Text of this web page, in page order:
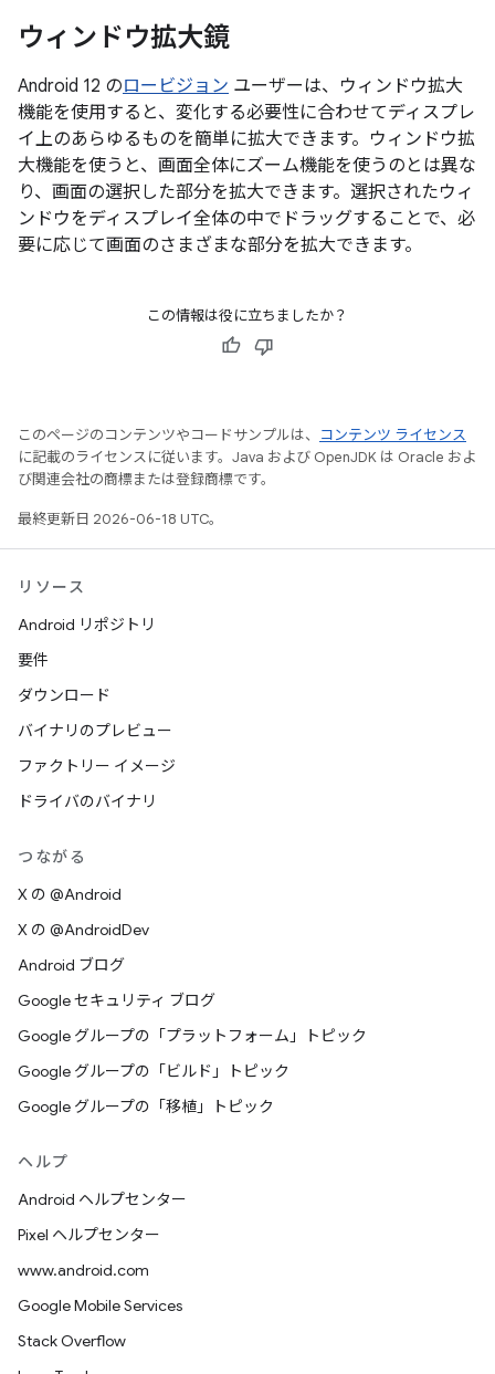
ウィンドウ拡大鏡
Android 12 のロービジョン ユーザーは、ウィンドウ拡大
機能を使用すると、変化する必要性に合わせてディスプレ
イ上のあらゆるものを簡単に拡大できます。ウィンドウ拡
大機能を使うと、画面全体にズーム機能を使うのとは異な
り、画面の選択した部分を拡大できます。選択されたウィ
ンドウをディスプレイ全体の中でドラッグすることで、必
要に応じて画面のさまざまな部分を拡大できます。
この情報は役に立ちましたか？
このページのコンテンツやコードサンプルは、
コンテンツ ライセンス
に記載のライセンスに従います。Java および OpenJDK は Oracle およ
び関連会社の商標または登録商標です。
最終更新日 2026-06-18 UTC。
リソース
Android リポジトリ
要件
ダウンロード
バイナリのプレビュー
ファクトリー イメージ
ドライバのバイナリ
つながる
X の @Android
X の @AndroidDev
Android ブログ
Google セキュリティ ブログ
Google グループの「プラットフォーム」トピック
Google グループの「ビルド」トピック
Google グループの「移植」トピック
ヘルプ
Android ヘルプセンター
Pixel ヘルプセンター
www.android.com
Google Mobile Services
Stack Overflow